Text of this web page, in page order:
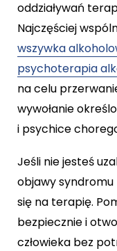
oddziaływań
Najczęściej
wszywka
psychoterapia
na celu
wywołanie
i psychice
Jeśli nie jesteś
objawy syndromu
się na terapię.
bezpiecznie i
człowieka bez